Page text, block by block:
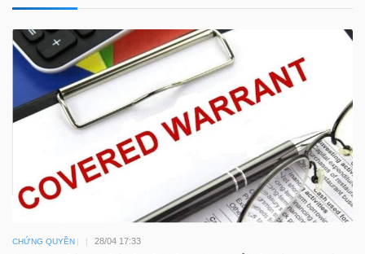
CHỨNG QUYỀN 28/04 17:33
Công
cụ